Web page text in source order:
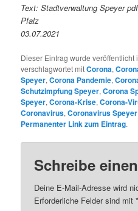
Text: Stadtverwaltung Speyer
Pfalz
03.07.2021
Dieser Eintrag wurde veröffentlicht
verschlagwortet mitCorona,
Speyer,Corona Pandemie,
Schutzimpfung Speyer,Corona
Speyer,Corona-Krise,Corona-
Coronavirus,Coronavirus Speyer
Permanenter Link zum Eintrag.
Schreibe
Deine E-Mail-Adresse wird
Erforderliche Felder sind mit*